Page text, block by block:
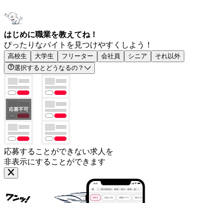
はじめに職業を教えてね！
ぴったりなバイトを見つけやすくしよう！
高校生 大学生 フリーター 会社員 シニア
それ以外
選択するとどうなるの？
応募することができない求人を
非表示にすることができます